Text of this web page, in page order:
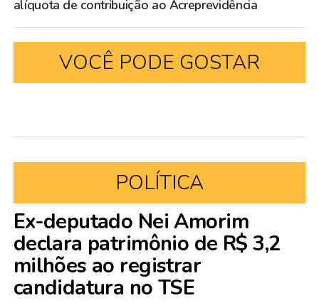
alíquota de contribuição ao Acreprevidência
VOCÊ PODE GOSTAR
POLÍTICA
Ex-deputado Nei Amorim
declara patrimônio de R$ 3,2
milhões ao registrar
candidatura no TSE